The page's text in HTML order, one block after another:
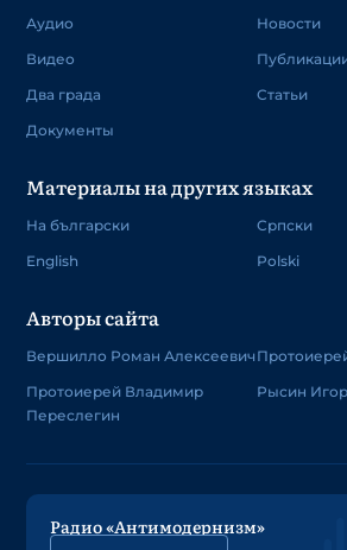
Аудио
Видео
Два града
Документы
Новости
Статьи
Материалы на других языках
На български
English
Српски
Polski
Авторы сайта
Вершилло Роман Алексеевич
Протоиерей Владимир
Переслегин
Рысин
Радио «Антимодернизм»